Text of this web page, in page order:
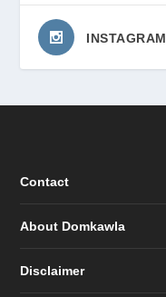
INSTAGRAM
Contact
About Domkawla
Disclaimer